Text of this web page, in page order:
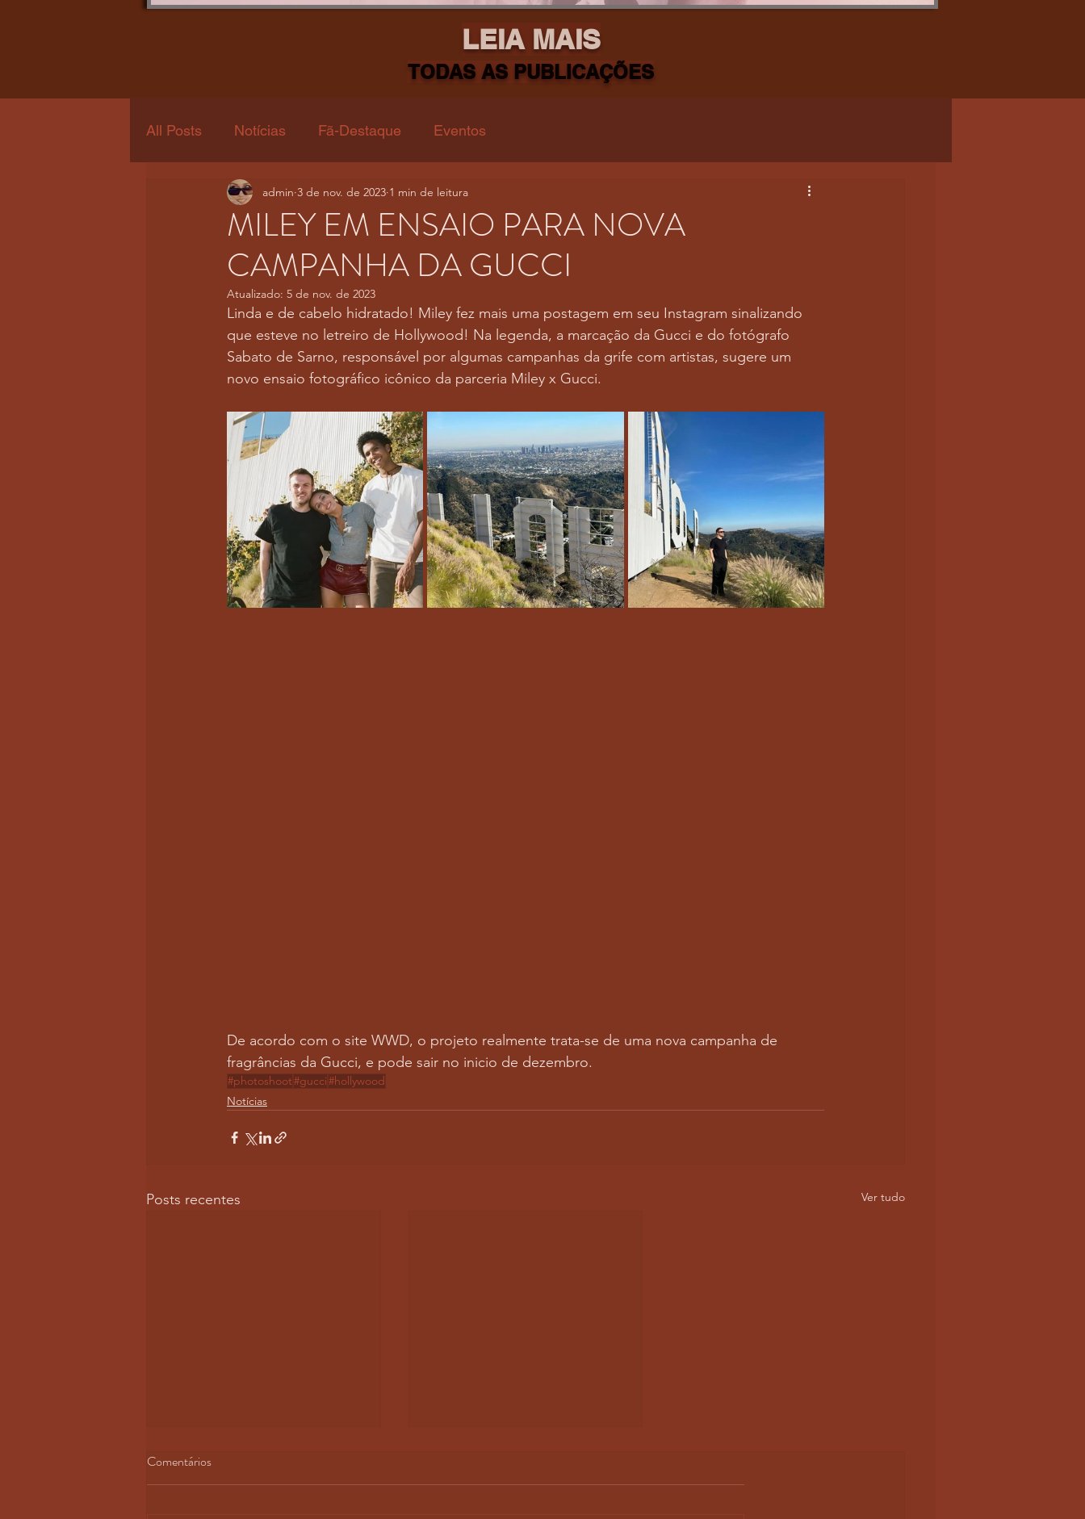
LEIA MAIS
TODAS AS PUBLICAÇÕES
All Posts Notícias Fã-Destaque Eventos
MILEY EM ENSAIO PARA NOVA
CAMPANHA DA GUCCI
admin 3 de nov. de 2023 1 min de leitura
Atualizado: 5 de nov. de 2023
Linda e de cabelo hidratado! Miley fez mais uma postagem em seu Instagram sinalizando
que esteve no letreiro de Hollywood! Na legenda, a marcação da Gucci e do fotógrafo
Sabato de Sarno, responsável por algumas campanhas da grife com artistas, sugere um
novo ensaio fotográfico icônico da parceria Miley x Gucci.
De acordo com o site WWD, o projeto realmente trata-se de uma nova campanha de
fragrâncias da Gucci, e pode sair no inicio de dezembro.
#photoshoot#gucci#hollywood
Notícias
Posts recentes Ver tudo
Comentários